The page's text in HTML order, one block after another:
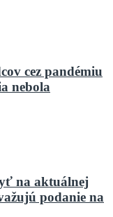
cez pandémiu
nebola
na aktuálnej
podanie na